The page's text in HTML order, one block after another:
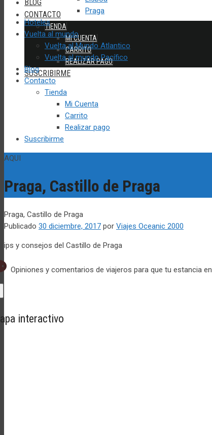
BLOG
CONTACTO
TIENDA
MI CUENTA
CARRITO
REALIZAR PAGO
SUSCRIBIRME
Praga
Hoteles
Vuelta al mundo
Vuelta al Mundo Atlantico
Vuelta al mundo Pacífico
Blog
Contacto
Tienda
Mi Cuenta
Carrito
Realizar pago
Suscribirme
AQUI
Praga, Castillo de Praga
Praga, Castillo de Praga
Publicado 30 diciembre, 2017 por Viajes Oceanic 2000
Opiniones y comentarios de viajeros para que tu estancia en
interactivo